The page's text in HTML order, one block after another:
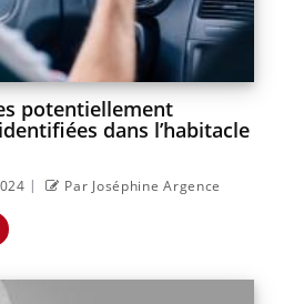
potentiellement
dans l’habitacle
| Par Joséphine Argence